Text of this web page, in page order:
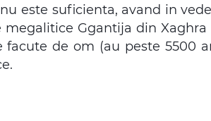
este suficienta, avand in
Ggantija din Xaghra
de om (au peste 5500